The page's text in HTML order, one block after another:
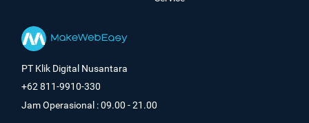
PT Klik Digital Nusantara
+62 811-9910-330
Jam Operasional : 09.00 - 21.00